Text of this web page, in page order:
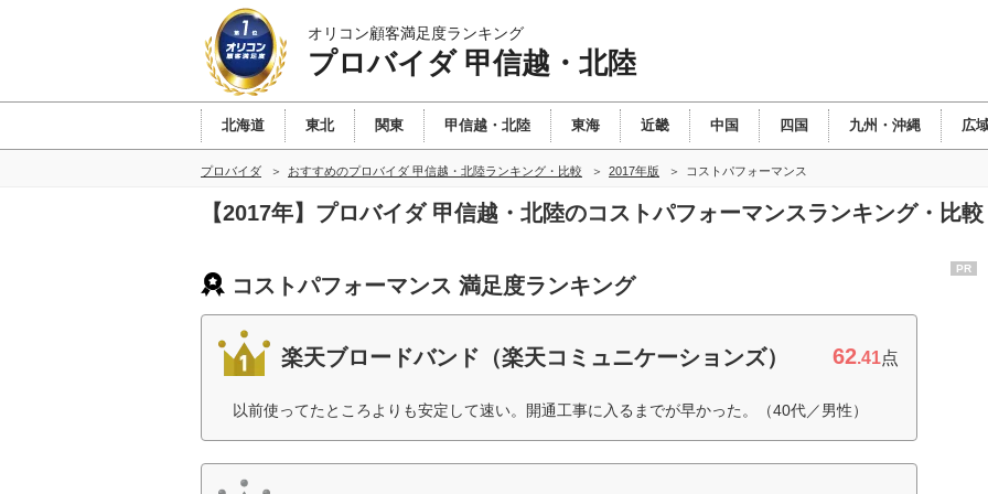
オリコン顧客満足度ランキング
プロバイダ 甲信越・北陸
北海道 東北 関東 甲信越・北陸 東海 近畿 中国 四国 九州・沖縄 広
プロバイダ おすすめのプロバイダ 甲信越・北陸ランキング・比較 2017年版 コストパフォーマンス
【2017年】プロバイダ 甲信越・北陸のコストパフォーマンスランキング・比較
コストパフォーマンス 満足度ランキング
楽天ブロードバンド（楽天コミュニケーションズ） 62.41点
以前使ってたところよりも安定して速い。開通工事に入るまでが早かった。（40代／男性）
PR